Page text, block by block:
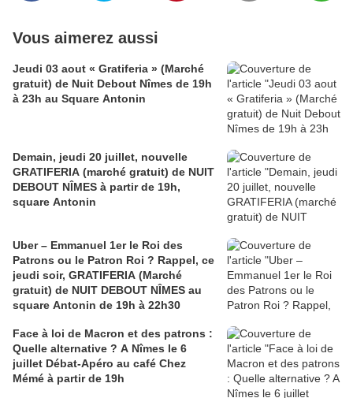
Vous aimerez aussi
Jeudi 03 aout « Gratiferia » (Marché
gratuit) de Nuit Debout Nîmes de 19h
à 23h au Square Antonin
Demain, jeudi 20 juillet, nouvelle
GRATIFERIA (marché gratuit) de NUIT
DEBOUT NÎMES à partir de 19h,
square Antonin
Uber – Emmanuel 1er le Roi des
Patrons ou le Patron Roi ? Rappel, ce
jeudi soir, GRATIFERIA (Marché
gratuit) de NUIT DEBOUT NÎMES au
square Antonin de 19h à 22h30
Face à loi de Macron et des patrons :
Quelle alternative ? A Nîmes le 6
juillet Débat-Apéro au café Chez
Mémé à partir de 19h